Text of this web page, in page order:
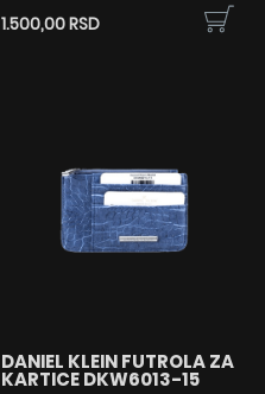
1.500,00 RSD
DANIEL KLEIN FUTROLA ZA
KARTICE DKW6013-15